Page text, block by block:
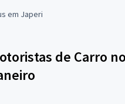
em Japeri
de Carro